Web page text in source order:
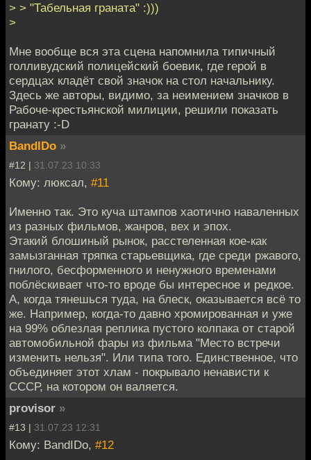
> > "Табельная граната" :)))
>
Мне вообще вся эта сцена напомнила типичный
голливудский полицейский боевик, где герой в
сердцах кладёт свой значок на стол начальнику.
Здесь же авторы, видимо, за неимением значков в
Рабоче-крестьянской милиции, решили показать
гранату :-D
BandIDo »
#12 | 31.07.23 10:33
Кому: люксал, #11
Именно так. Это куча штампов хаотично наваленных
из разных фильмов, жанров, вех и эпох.
Этакий блошиный рынок, расстеленная кое-как
замызганная тряпка старьевщика, где среди ржавого,
гнилого, бесформенного и ненужного временами
поблёскивает что-то вроде бы интересное и редкое.
А, когда тянешься туда, на блеск, оказывается всё то
же. Например, когда-то давно хромированная и уже
на 99% облезлая реплика пустого колпака от старой
автомобильной фары из фильма "Место встречи
изменить нельзя". Или типа того. Единственное, что
объединяет этот хлам - покрывало ненависти к
СССР, на котором он валяется.
provisor »
#13 | 31.07.23 12:31
Кому: BandIDo, #12